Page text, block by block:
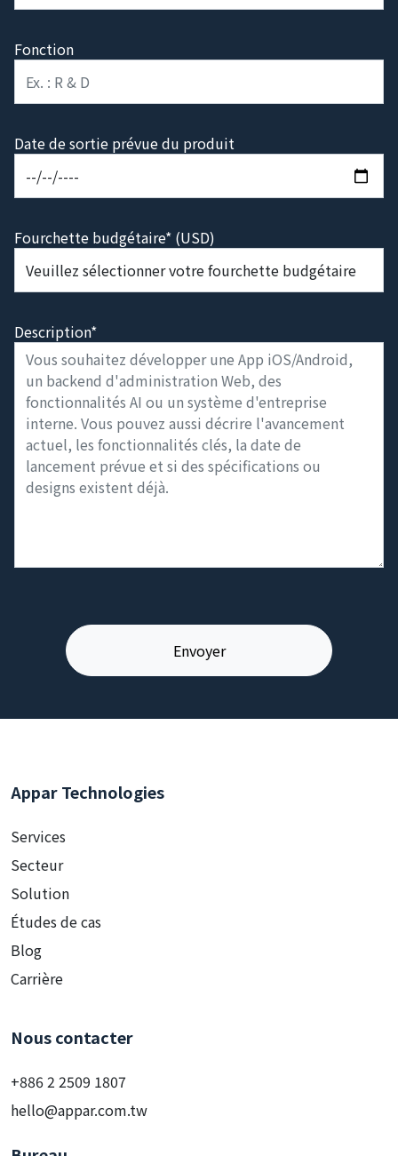
Fonction
Date de sortie prévue du produit
Fourchette budgétaire* (USD)
Description*
Appar Technologies
Services
Secteur
Solution
Études de cas
Blog
Carrière
Nous contacter
+886 2 2509 1807
hello@appar.com.tw